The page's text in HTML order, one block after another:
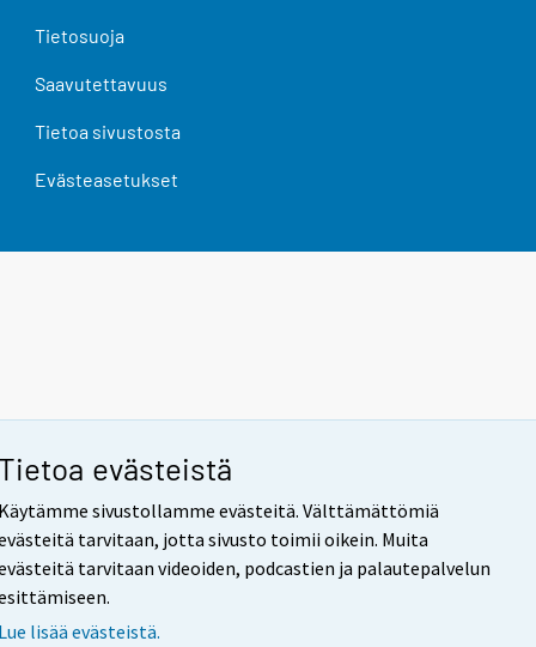
evästeistä
sivustollamme evästeitä. Välttämättömiä
tarvitaan, jotta sivusto toimii oikein. Muita
tarvitaan videoiden, podcastien ja palautepalvelun
lisää evästeistä.
Tietosuoja
Saavutettavuus
Tietoa sivustosta
Evästeasetukset